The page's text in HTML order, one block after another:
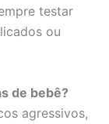
testar
ou
de bebê?
agressivos,